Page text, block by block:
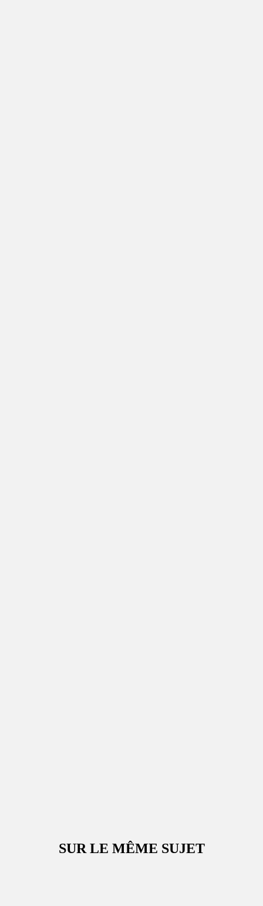
SUR LE MÊME SUJET